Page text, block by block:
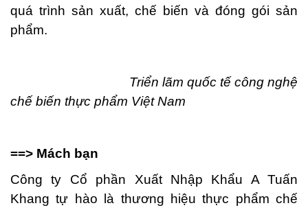
quá trình sản xuất, chế biến và đóng gói sản
phẩm.
Triển lãm quốc tế công nghệ
chế biến thực phẩm Việt Nam
==> Mách bạn
Công ty Cổ phần Xuất Nhập Khẩu A Tuấn
Khang tự hào là thương hiệu thực phẩm chế